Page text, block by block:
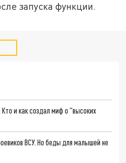
запуска функции.
и как создал миф о "высоких
ВСУ. Но беды для малышей не